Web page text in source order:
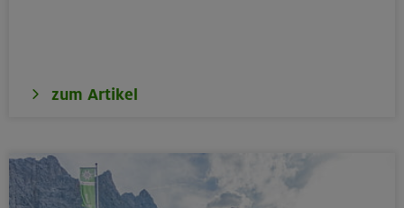
17./18./19.08.26
München
zum Artikel